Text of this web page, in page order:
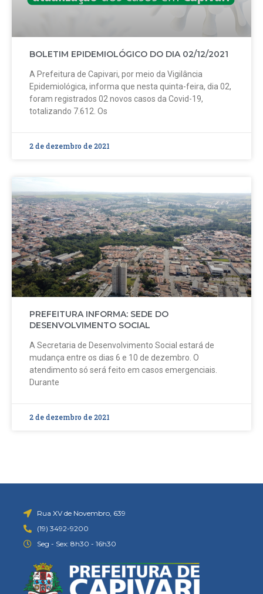
BOLETIM EPIDEMIOLÓGICO DO DIA 02/12/2021
A Prefeitura de Capivari, por meio da Vigilância
Epidemiológica, informa que nesta quinta-feira, dia 02,
foram registrados 02 novos casos da Covid-19,
totalizando 7.612. Os
2 de dezembro de 2021
PREFEITURA INFORMA: SEDE DO
DESENVOLVIMENTO SOCIAL
A Secretaria de Desenvolvimento Social estará de
mudança entre os dias 6 e 10 de dezembro. O
atendimento só será feito em casos emergenciais.
Durante
2 de dezembro de 2021
Rua XV de Novembro, 639
(19) 3492-9200
Seg - Sex: 8h30 - 16h30